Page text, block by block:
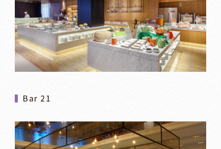
Bar 21